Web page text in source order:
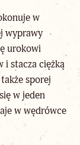
w
wyprawy
urokowi
i stacza ciężką
sporej
w jeden
w wędrówce